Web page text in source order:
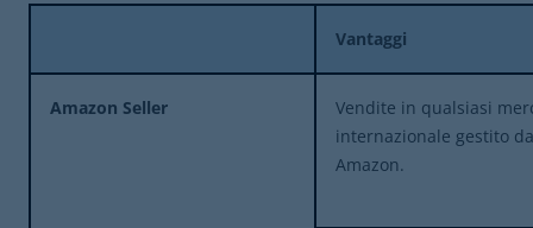
Vantaggi
Amazon Seller
Vendite in qualsiasi
internazionale gestito da
Amazon.